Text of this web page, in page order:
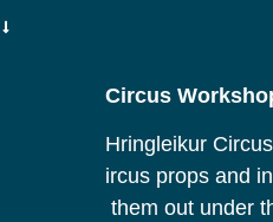
Circus
Hringleikur
ircus props and
them out under